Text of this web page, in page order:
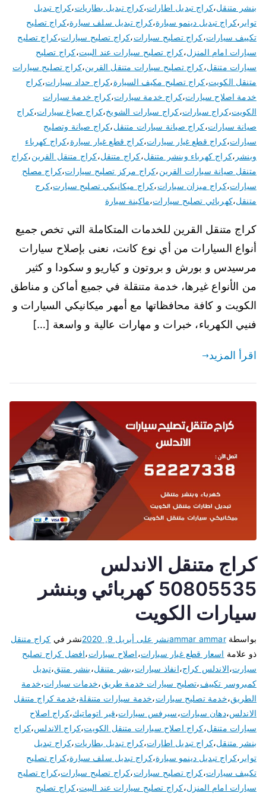
بنشر متنقل،كراج تبديل اطارات،كراج تبديل بطاريات،كراج تبديل
تواير ،كراج تبديل دينمو سيارة،كراج تبديل سلف سيارة،كراج تصليح
تكييف سيارات،كراج تصليح سبارات،كراج تصليح سيارات،كراج تصليح
سيارات امام المنزل،كراج تصليح سيارات عند البيت،كراج تصليح
سيارات متنقل،كراج تصليح سيارات متنقل القرين،كراج تصليح سيارات
متنقل الكويت،كراج تصليح مكيف السيارة،كراج حداد سيارات،كراج
خدمة اصلاح سيارات،كراج خدمة سيارات،كراج خدمة سيارات
الكويت،كراج سيارات،كراج سيارات الشويخ،كراج صباغ سيارات،كراج
صيانة سيارات،كراج صيانة سيارات متنقل،كراج صيانة وتصليح
سيارات،كراج قطع غيار سيارات،كراج قطع غيار سيارة،كراج كهرباء
وبنشر ،كراج كهرباء وبنشر متنقل،كراج متنقل،كراج متنقل القرين،كراج
متنقل صيانة سيارات القرين،كراج مركز تصليح سيارات،كراج مصلح
سيارات،كراج ميزان سيارات،كراج ميكانيكي تصليح سيارت،كرج
متنقل،كهربائي تصليح سيارات،ماكينة سيارة
كراج متنقل القرين للخدمات المتكاملة التي تخص جميع
أنواع السيارات من أي نوع كانت، نعنى بإصلاح سيارات
مرسيدس و بورش و بروتون و كياريو و سكودا و كثير
من الأنواع غيرها، خدمة متنقلة في جميع أماكن و مناطق
الكويت و كافة محافظاتها مع أمهر ميكانيكي السيارات و
فنيي الكهرباء، خبرات و مهارات عالية و واسعة […]
اقرأ المزيد
كراج متنقل الاندلس
50805535 كهربائي وبنشر
سيارات الكويت
بواسطةammar ammarنشر على أبريل 9, 2020 نشر في كراج متنقل
ذو علامة اسعار قطع غيار سيارات،اصلاح سيارات،افضل كراج تصليح
سيارت،الاندلس كراج،انفاذ سيارات،بشر متنقل،بنشر متتق،تبديل
كمبروسر تكييف،تصليح سيارات خدمة طريق،خدمات سيارات،خدمة
الطريق،خدمة تصليح سيارات،خدمة سيارات متنقلة،خدمة كراج متنقل
الاندلس،دهان سيارات،سيرفس سيارات،قير اتوماتيك،كراج اصلاح
سيارات متنقل،كراج اصلاح سيارات متنقل الكويت،كراج الاندلس،كراج
بنشر متنقل،كراج تبديل اطارات،كراج تبديل بطاريات،كراج تبديل
تواير ،كراج تبديل دينمو سيارة،كراج تبديل سلف سيارة،كراج تصليح
تكييف سيارات،كراج تصليح سبارات،كراج تصليح سيارات،كراج تصليح
سيارات امام المنزل،كراج تصليح سيارات عند البيت،كراج تصليح